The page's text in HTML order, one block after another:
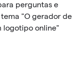
perguntas e
"O gerador de
logotipo online"